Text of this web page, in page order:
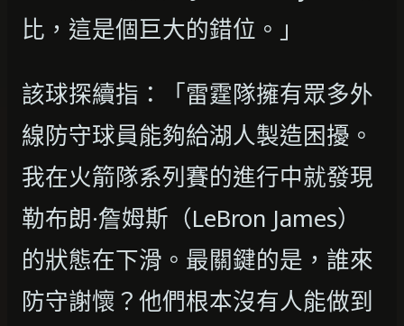
比，這是個巨大的錯位。」
該球探續指：「雷霆隊擁有眾多外
線防守球員能夠給湖人製造困擾。
我在火箭隊系列賽的進行中就發現
勒布朗·詹姆斯（LeBron James）
的狀態在下滑。最關鍵的是，誰來
防守謝懷？他們根本沒有人能做到